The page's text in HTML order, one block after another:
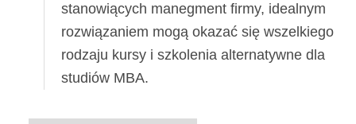
stanowiących manegment firmy, idealnym
rozwiązaniem mogą okazać się wszelkiego
rodzaju kursy i szkolenia alternatywne dla
studiów MBA.